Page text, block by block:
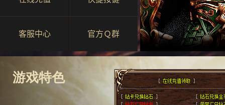
客服中心 官方Ｑ群
游戏特色